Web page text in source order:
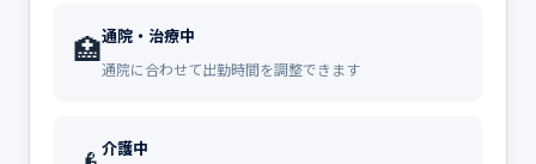
🏥通院・治療中
通院に合わせて出勤時間を調整できます
介護中